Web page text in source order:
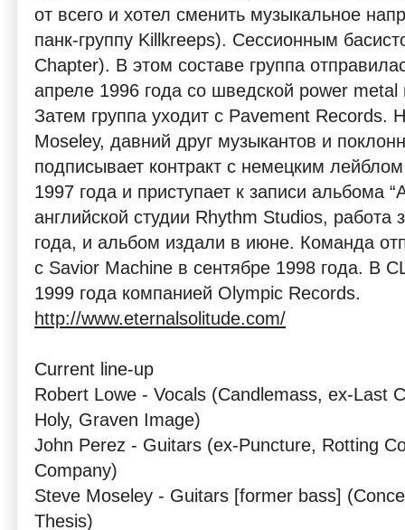
от всего и хотел сменить музыкальное
панк-группу Killkreeps). Сессионным
Chapter). В этом составе группа
апреле 1996 года со шведской power metal
Затем группа уходит с Pavement Records.
Moseley, давний друг музыкантов и
подписывает контракт с немецким
1997 года и приступает к записи альбома
английской студии Rhythm Studios, работа
года, и альбом издали в июне. Команда
с Savior Machine в сентябре 1998 года. В
1999 года компанией Olympic Records.
http://www.eternalsolitude.com/
Current line-up
Robert Lowe - Vocals (Candlemass, ex-Last
Holy, Graven Image)
John Perez - Guitars (ex-Puncture, Rotting
Company)
Steve Moseley - Guitars [former bass]
Thesis)